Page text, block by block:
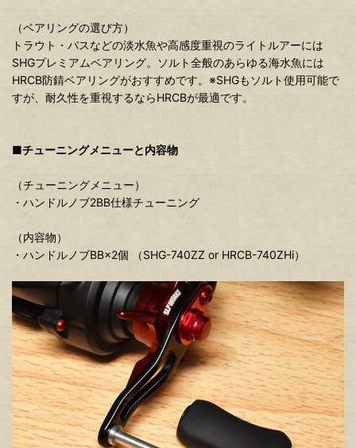
（ベアリングの選び方）
トラウト・バスなどの淡水魚や高感度重視のライトルアーには
SHGプレミアムベアリング。ソルト全般のあらゆる海水魚には
HRCB防錆ベアリングがおすすめです。※SHGもソルト使用可能で
すが、耐久性を重視するならHRCBが最適です。
■チューニングメニューと内容物
（チューニングメニュー）
・ハンドルノブ2BB仕様チューニング
（内容物）
・ハンドルノブBB×2個 （SHG-740ZZ or HRCB-740ZHi）